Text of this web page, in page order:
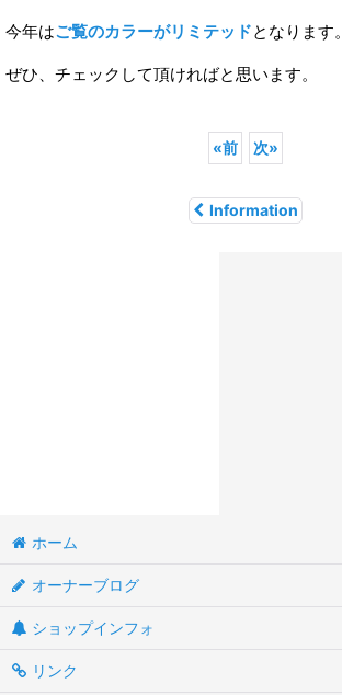
今年はご覧のカラーがリミテッドとなります。
ぜひ、チェックして頂ければと思います。
«前 次»
Information
ホーム
オーナーブログ
ショップインフォ
リンク